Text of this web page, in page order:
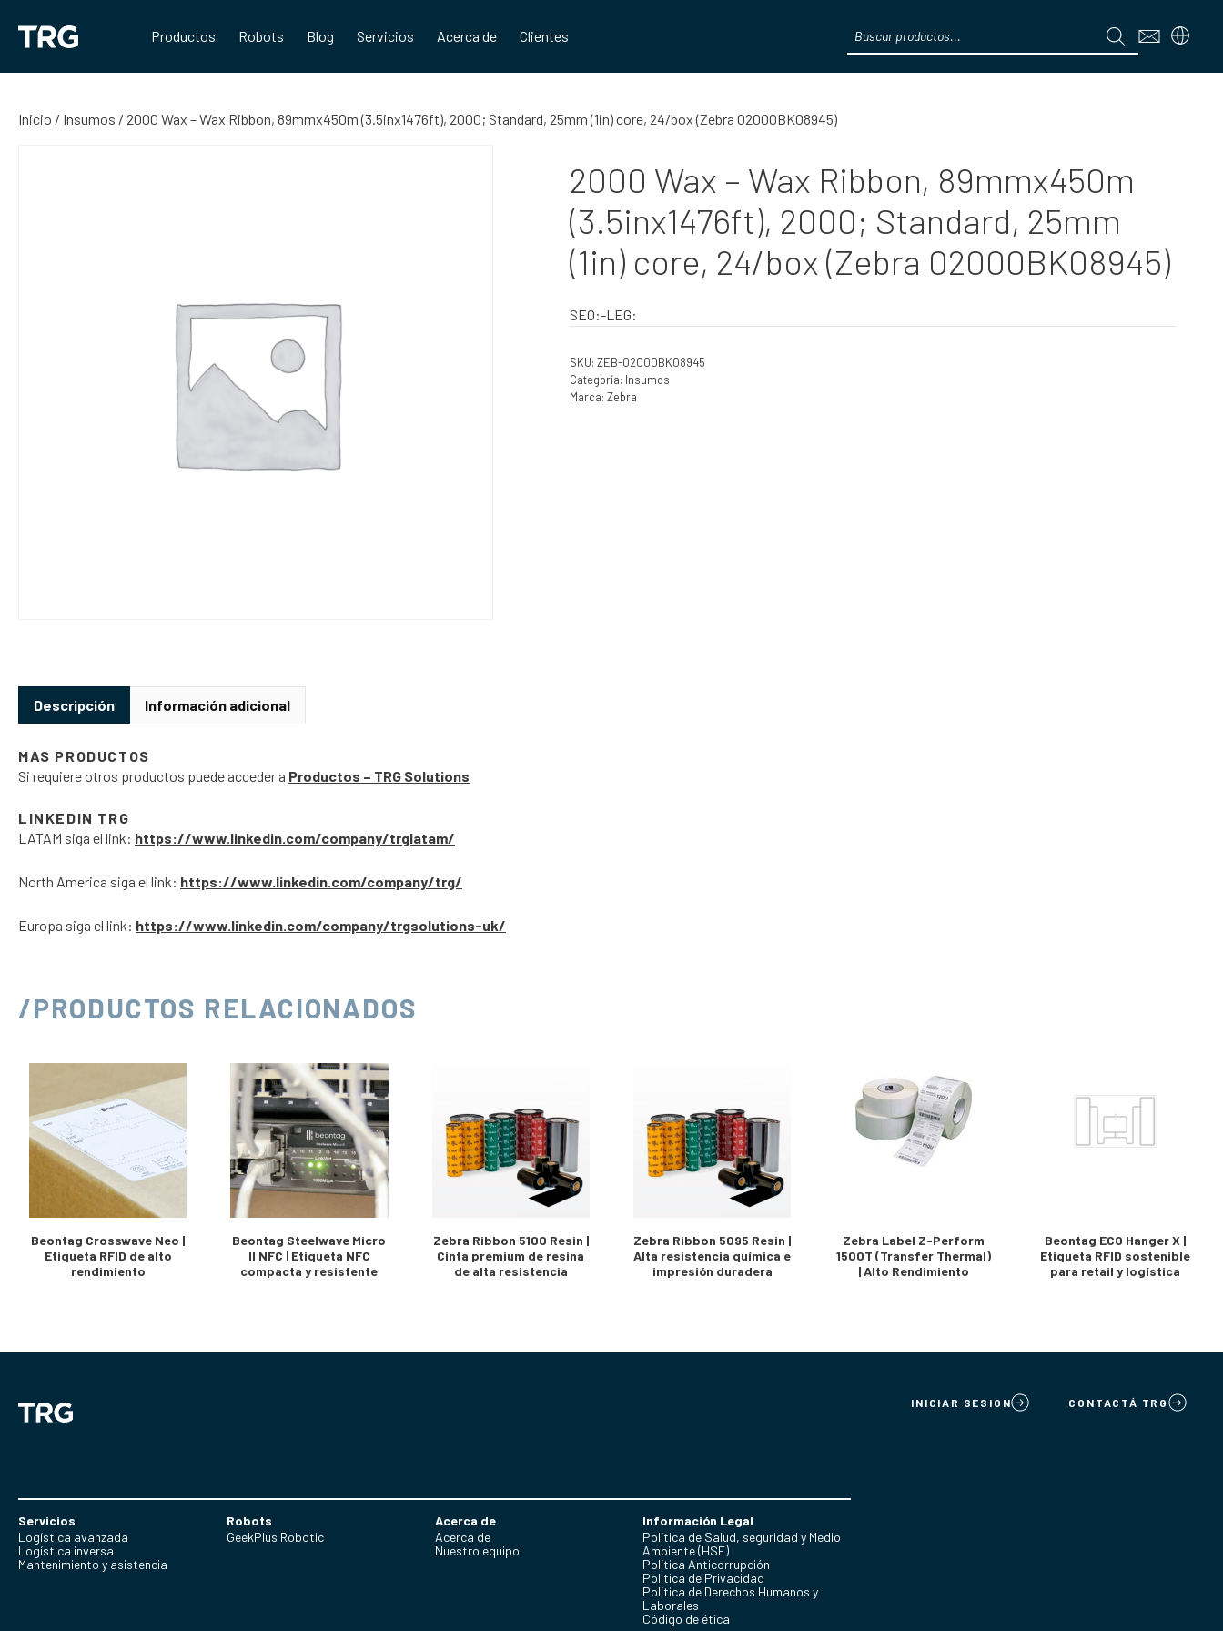
contenido
Productos Robots Blog Servicios Acerca de Clientes
search
Inicio / Insumos / 2000 Wax – Wax Ribbon, 89mmx450m (3.5inx1476ft), 2000; Standard, 25mm (1in) core, 24/box (Zebra 02000BK08945)
2000 Wax – Wax Ribbon, 89mmx450m
(3.5inx1476ft), 2000; Standard, 25mm
(1in) core, 24/box (Zebra 02000BK08945)
SEO:-LEG:
SKU: ZEB-02000BK08945
Categoría: Insumos
Marca: Zebra
Descripción Información adicional
MAS PRODUCTOS
Si requiere otros productos puede acceder a Productos – TRG Solutions
LINKEDIN TRG
LATAM siga el link: https://www.linkedin.com/company/trglatam/
North America siga el link: https://www.linkedin.com/company/trg/
Europa siga el link: https://www.linkedin.com/company/trgsolutions-uk/
/PRODUCTOS RELACIONADOS
Beontag Crosswave Neo |
Etiqueta RFID de alto
rendimiento
Beontag Steelwave Micro
II NFC | Etiqueta NFC
compacta y resistente
Zebra Ribbon 5100 Resin |
Cinta premium de resina
de alta resistencia
Zebra Ribbon 5095 Resin |
Alta resistencia química e
impresión duradera
Zebra Label Z-Perform
1500T (Transfer Thermal)
| Alto Rendimiento
Beontag ECO Hanger X |
Etiqueta RFID sostenible
para retail y logística
INICIAR SESION CONTACTÁ TRG
Servicios
Logística avanzada
Logística inversa
Mantenimiento y asistencia
Robots
GeekPlus Robotic
Acerca de
Acerca de
Nuestro equipo
Información Legal
Política de Salud, seguridad y Medio
Ambiente (HSE)
Política Anticorrupción
Politica de Privacidad
Política de Derechos Humanos y
Laborales
Código de ética